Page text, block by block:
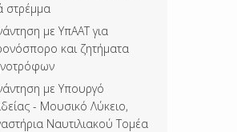
στρέμμα
με ΥπΑΑΤ για
και ζητήματα
με Υπουργό
- Μουσικό Λύκειο,
Ναυτιλιακού Τομέα